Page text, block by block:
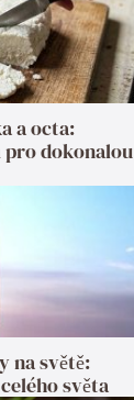
a octa:
dokonalou
na světě:
světa